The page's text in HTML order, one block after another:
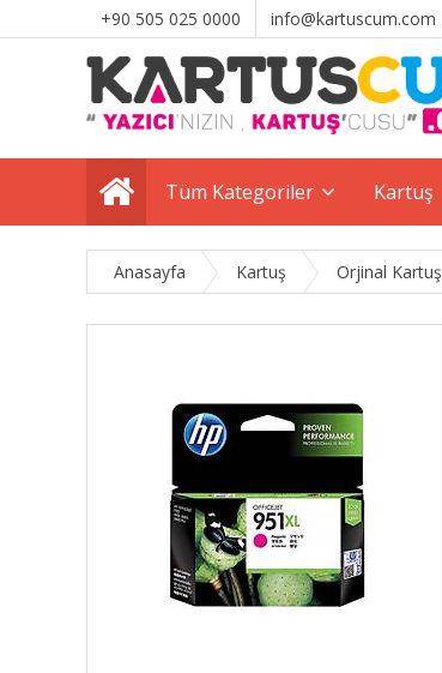
+90 505 025 0000 info@kartuscum.com
Tüm Kategoriler Kartuş
Anasayfa Kartuş Orjinal Kartuş